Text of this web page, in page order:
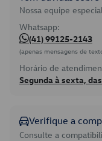
Nossa equipe
Whatsapp:
(41) 99125-2143
(apenas mensagens de
Horário de
Segunda à sexta,
Verifique a
Consulte a